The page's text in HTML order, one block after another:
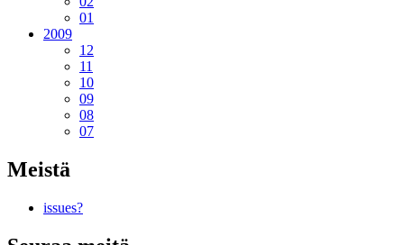
01
2009
12
11
10
09
08
07
Meistä
issues?